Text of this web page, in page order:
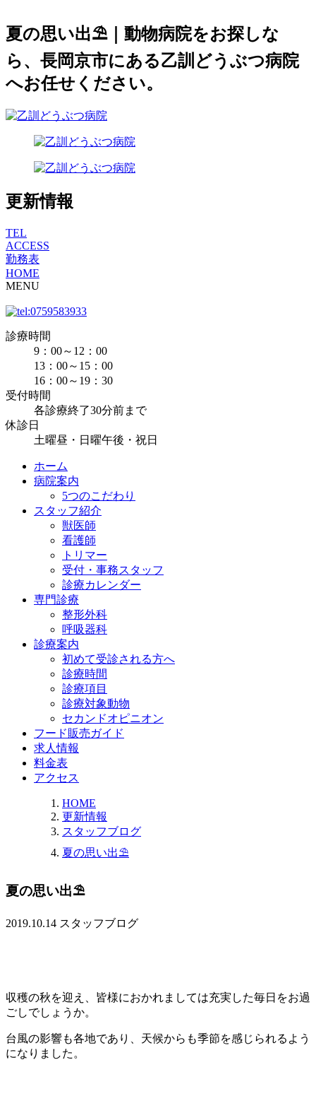
夏の思い出⛱｜動物病院をお探しな
ら、長岡京市にある乙訓どうぶつ病院
へお任せください。
更新情報
TEL
ACCESS
勤務表
HOME
MENU
診療時間
9：00～12：00
13：00～15：00
16：00～19：30
受付時間
各診療終了30分前まで
休診日
土曜昼・日曜午後・祝日
ホーム
病院案内
5つのこだわり
スタッフ紹介
獣医師
看護師
トリマー
受付・事務スタッフ
診療カレンダー
専門診療
整形外科
呼吸器科
診療案内
初めて受診される方へ
診療時間
診療項目
診療対象動物
セカンドオピニオン
フード販売ガイド
求人情報
料金表
アクセス
HOME
更新情報
スタッフブログ
夏の思い出⛱
夏の思い出⛱
2019.10.14 スタッフブログ
収穫の秋を迎え、皆様におかれましては充実した毎日をお過
ごしでしょうか。
台風の影響も各地であり、天候からも季節を感じられるよう
になりました。